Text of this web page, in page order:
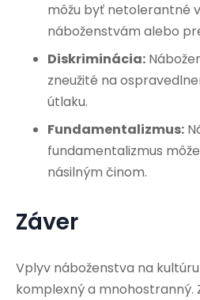
môžu byť netolerantné
náboženstvám alebo
Diskriminácia:
zneužité na
útlaku.
Fundamentalizmus:
fundamentalizmus
násilným činom.
Záver
Vplyv náboženstva na
komplexný a mnohostranný.